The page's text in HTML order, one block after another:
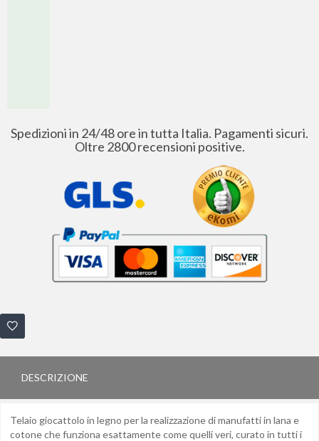
Spedizioni in 24/48 ore in tutta Italia. Pagamenti sicuri.
Oltre 2800 recensioni positive.
DESCRIZIONE
Telaio giocattolo in legno per la realizzazione di manufatti in lana e
cotone che funziona esattamente come quelli veri, curato in tutti i